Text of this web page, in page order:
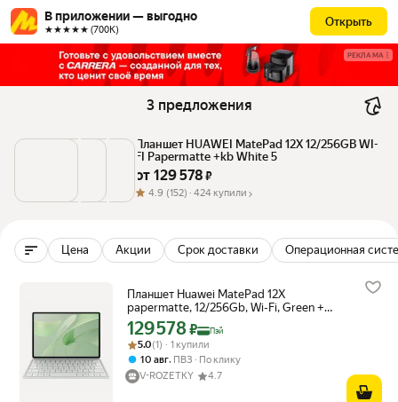
В приложении — выгодно
★★★★★ (700К)
Открыть
РЕКЛАМА
3 предложения
Планшет HUAWEI MatePad 12X 12/256GB WI-
FI Papermatte +kb White 5
от 129 578 ₽
4.9 (152) · 424 купили
Цена Акции Срок доставки Операционная
Планшет Huawei MatePad 12X
papermatte, 12/256Gb, Wi-Fi, Green +
keyboard
Цена с картой Яндекс Пэй 129578 ₽ вместо
129 578₽ Пэй
Рейтинг товара: 5.0 из 5
Оценок: (1) · 1 купили
5.0(1) · 1 купили
10 авг, ПВЗ
По клику
V-ROZETKY
4.7